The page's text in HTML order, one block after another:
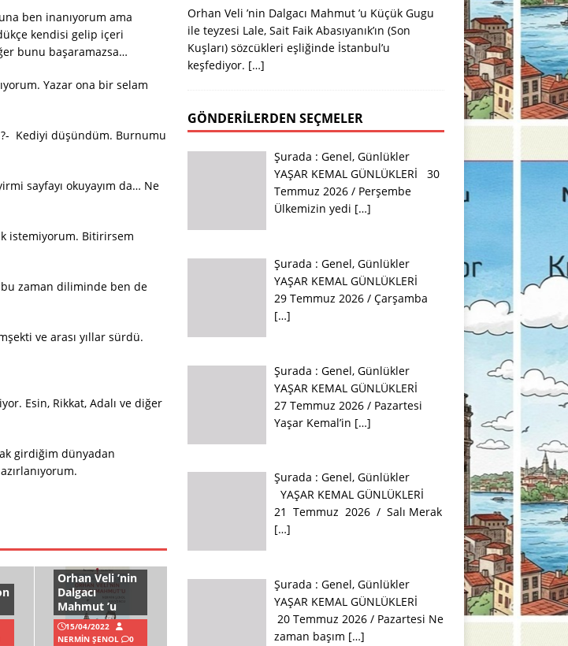
ben inanıyorum ama
kendisi gelip içeri
bunu başaramazsa…
Yazar ona bir selam
Kediyi düşündüm. Burnumu
sayfayı okuyayım da… Ne
istemiyorum. Bitirirsem
bu zaman diliminde ben de
ve arası yıllar sürdü.
Esin, Rikkat, Adalı ve diğer
girdiğim dünyadan
Orhan Veli ’nin
Dalgacı
Mahmut ’u
15/04/2022
NERMIN ŞENOL
0
Orhan Veli ’nin Dalgacı Mahmut ’u Küçük Gugu
ile teyzesi Lale, Sait Faik Abasıyanık’ın (Son
Kuşları) sözcükleri eşliğinde İstanbul’u
keşfediyor. […]
GÖNDERILERDEN SEÇMELER
Şurada :Genel,Günlükler
YAŞAR KEMAL GÜNLÜKLERİ 30
Temmuz 2026 / Perşembe
Ülkemizin yedi […]
Şurada :Genel,Günlükler
YAŞAR KEMAL GÜNLÜKLERİ
29 Temmuz 2026 / Çarşamba
[…]
Şurada :Genel,Günlükler
YAŞAR KEMAL GÜNLÜKLERİ
27 Temmuz 2026 / Pazartesi
Yaşar Kemal’in […]
Şurada :Genel,Günlükler
YAŞAR KEMAL GÜNLÜKLERİ
21 Temmuz 2026 / Salı Merak
[…]
Şurada :Genel,Günlükler
YAŞAR KEMAL GÜNLÜKLERİ
20 Temmuz 2026 / Pazartesi Ne
zaman başım […]